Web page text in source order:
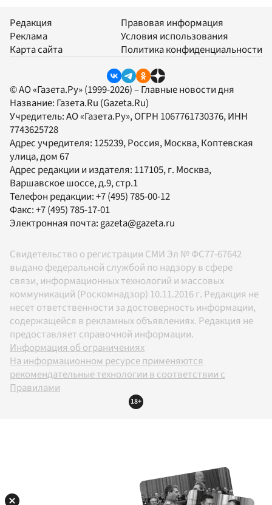
Редакция
Реклама
Карта сайта
Правовая информация
Условия использования
Политика конфиденциальности
© АО «Газета.Ру» (1999-2026) – Главные новости дня
Название: Газета.Ru (Gazeta.Ru)
Учредитель:АО «Газета.Ру», ОГРН 1067761730376, ИНН
7743625728
Адрес учредителя: 125239, Россия, Москва, Коптевская
улица, дом 67
Адрес редакции и издателя: 117105, г. Москва,
Варшавское шоссе, д.9, стр.1
Телефон редакции:+7 (495) 785-00-12
Факс:+7 (495) 785-17-01
Электронная почта:gazeta@gazeta.ru
Свидетельство о регистрации СМИ Эл № ФС77-67642
выдано федеральной службой по надзору в сфере
связи, информационных технологий и массовых
коммуникаций (Роскомнадзор) 10.11.2016 г. Редакция не
несет ответственности за достоверность информации,
содержащейся в рекламных объявлениях. Редакция не
предоставляет справочной информации.
Информация об ограничениях
На информационном ресурсе применяются
рекомендательные технологии в соответствии с
Правилами
18+